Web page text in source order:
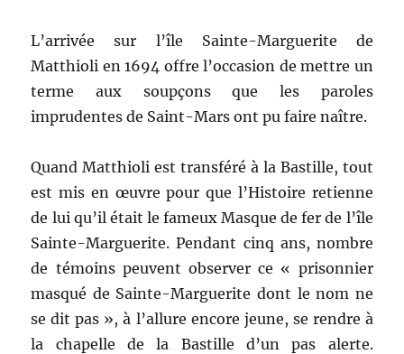
L’arrivée sur l’île Sainte-Marguerite de
Matthioli en 1694 offre l’occasion de mettre un
terme aux soupçons que les paroles
imprudentes de Saint-Mars ont pu faire naître.
Quand Matthioli est transféré à la Bastille, tout
est mis en œuvre pour que l’Histoire retienne
de lui qu’il était le fameux Masque de fer de l’île
Sainte-Marguerite. Pendant cinq ans, nombre
de témoins peuvent observer ce « prisonnier
masqué de Sainte-Marguerite dont le nom ne
se dit pas », à l’allure encore jeune, se rendre à
la chapelle de la Bastille d’un pas alerte.